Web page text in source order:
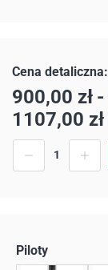
900,00 zł -
1107,00 zł
Piloty